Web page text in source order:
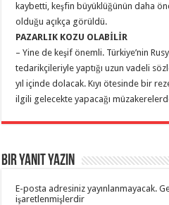
kaybetti, keşfin büyüklüğünün daha
olduğu açıkça görüldü.
PAZARLIK KOZU OLABİLİR
– Yine de keşif önemli. Türkiye’nin
tedarikçileriyle yaptığı uzun vadeli
yıl içinde dolacak. Kıyı ötesinde bir
ilgili gelecekte yapacağı
Bir yanıt yazın
E-posta adresiniz yayınlanmayacak.
işaretlenmişlerdir